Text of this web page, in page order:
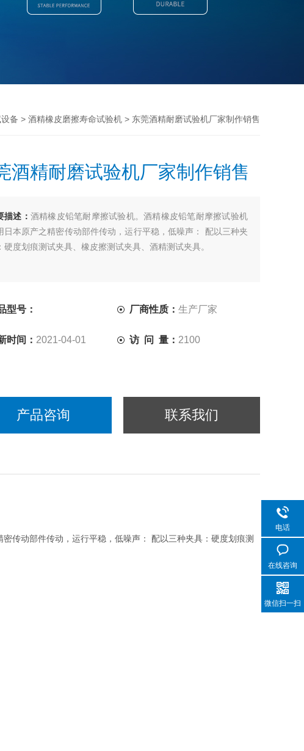
备 > 酒精橡皮磨擦寿命试验机 > 东莞酒精耐磨试验机厂家制作销售
酒精耐磨试验机厂家制作销售
描述： 酒精橡皮铅笔耐摩擦试验机。酒精橡皮铅笔耐摩擦试验机
日本原产之精密传动部件传动，运行平稳，低噪声： 配以三种夹
硬度划痕测试夹具、橡皮擦测试夹具、酒精测试夹具。
型号： 厂商性质：生产厂家
时间： 2021-04-01 访 问 量： 2100
产品咨询 联系我们
传动部件传动，运行平稳，低噪声： 配以三种夹具：硬度划痕测
电话
在线咨询
微信扫一扫